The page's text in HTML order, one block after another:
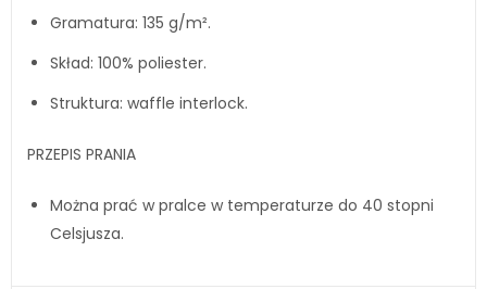
Gramatura: 135 g/m².
Skład: 100% poliester.
Struktura: waffle interlock.
PRZEPIS PRANIA
Można prać w pralce w temperaturze do 40 stopni
Celsjusza.